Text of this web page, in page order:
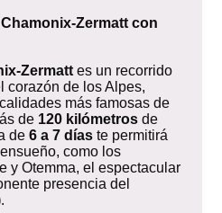
Zermatt con
Zermattes un recorrido
corazón de los Alpes,
más famosas de
de 120 kilómetrosde
de 6 a 7 díaste permitirá
como los
y Otemma, el espectacular
presencia del
.